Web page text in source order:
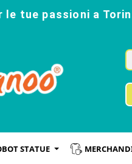
tue passioni a
STATUE